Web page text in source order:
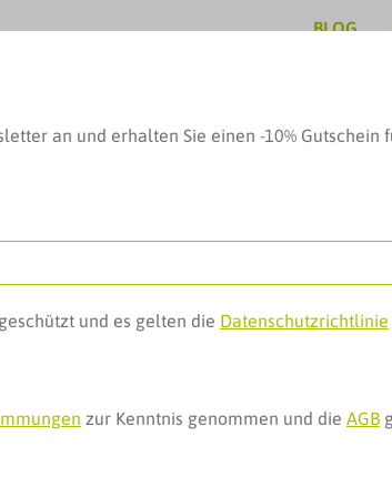
BLOG
an und erhalten Sie einen -10% Gutschein
und es gelten die Datenschutzrichtlinie
zur Kenntnis genommen und die AGB